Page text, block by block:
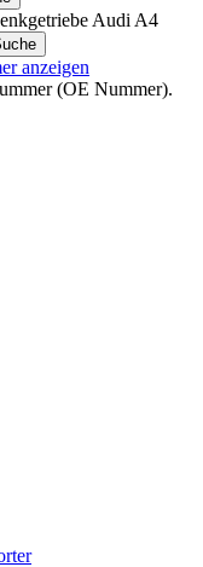
Audi A4
anzeigen
(OE Nummer).